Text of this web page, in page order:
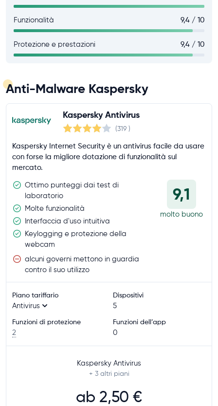
Funzionalità 9,4 / 10
Protezione e prestazioni 9,4 / 10
Anti-Malware Kaspersky
Kaspersky Antivirus
(319 )
Kaspersky Internet Security è un antivirus facile da usare
con forse la migliore dotazione di funzionalità sul
mercato.
Ottimo punteggi dai test di
laboratorio
Molte funzionalità
Interfaccia d'uso intuitiva
Keylogging e protezione della
webcam
alcuni governi mettono in guardia
contro il suo utilizzo
9,1
molto buono
Piano tariffario
Antivirus
Dispositivi
5
Funzioni di protezione
2
Funzioni dell’app
0
Kaspersky Antivirus
+ 3 altri piani
ab 2,50 €